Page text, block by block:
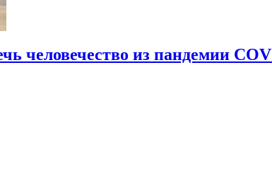
человечество из пандемии